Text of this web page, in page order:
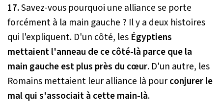
17.Savez-vous pourquoi une alliance se porte
forcément à la main gauche ? Il y a deux histoires
qui l'expliquent. D'un côté, les Égyptiens
mettaient l'anneau de ce côté-là parce que la
main gauche est plus près du cœur. D'un autre, les
Romains mettaient leur alliance là pourconjurer le
mal qui s'associait à cette main-là.